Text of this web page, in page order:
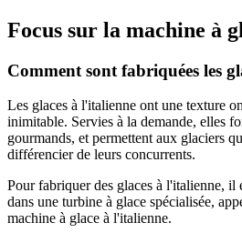
Focus sur la machine à
Comment sont fabriquées les
Les glaces à l'italienne ont une texture
inimitable. Servies à la demande, elles
gourmands, et permettent aux glaciers
différencier de leurs concurrents.
Pour fabriquer des glaces à l'italienne, il
dans une turbine à glace spécialisée,
machine à glace à l'italienne.